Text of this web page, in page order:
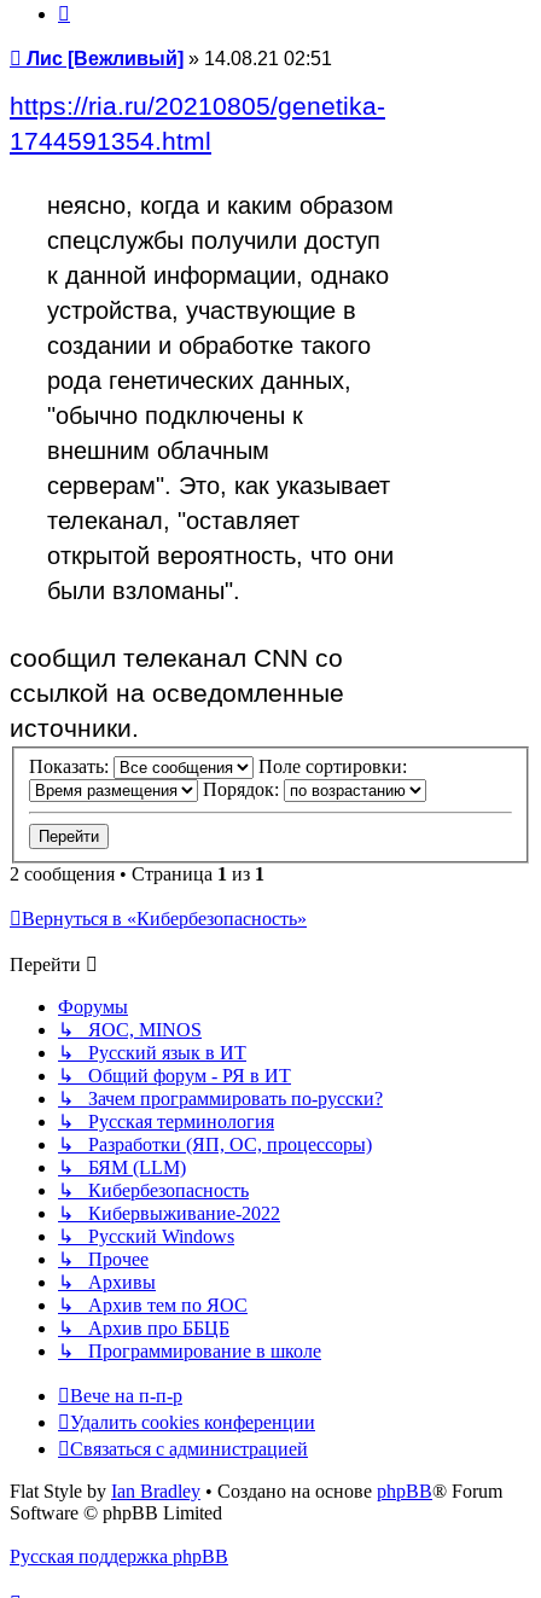
Сообщение
Лис [Вежливый] » 14.08.21 02:51
https://ria.ru/20210805/genetika-
1744591354.html
неясно, когда и каким образом
спецслужбы получили доступ
к данной информации, однако
устройства, участвующие в
создании и обработке такого
рода генетических данных,
"обычно подключены к
внешним облачным
серверам". Это, как указывает
телеканал, "оставляет
открытой вероятность, что они
были взломаны".
сообщил телеканал CNN со
ссылкой на осведомленные
источники.
Показать:
Поле сортировки:
Порядок:
2 сообщения • Страница 1 из 1
Вернуться в «Кибербезопасность»
Перейти
Форумы
↳ ЯОС, MINOS
↳ Русский язык в ИТ
↳ Общий форум - РЯ в ИТ
↳ Зачем программировать по-русски?
↳ Русская терминология
↳ Разработки (ЯП, ОС, процессоры)
↳ БЯМ (LLM)
↳ Кибербезопасность
↳ Кибервыживание-2022
↳ Русский Windows
↳ Прочее
↳ Архивы
↳ Архив тем по ЯОС
↳ Архив про ББЦБ
↳ Программирование в школе
Вече на п-п-р
Удалить cookies конференции
Связаться с администрацией
Flat Style by Ian Bradley • Создано на основе phpBB® Forum
Software © phpBB Limited
Русская поддержка phpBB